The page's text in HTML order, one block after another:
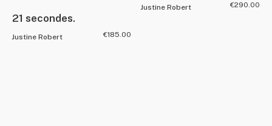
21 secondes.
Justine Robert €185.00
Justine Robert €290.00